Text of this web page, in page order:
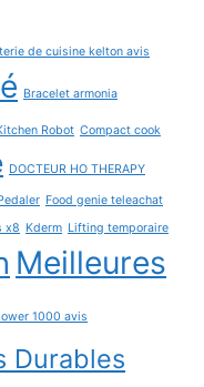
de cuisine kelton avis
Bracelet armonia
Robot Compact cook
DOCTEUR HO THERAPY
Food genie teleachat
x8 Kderm Lifting temporaire
Meilleures
1000 avis
Durables